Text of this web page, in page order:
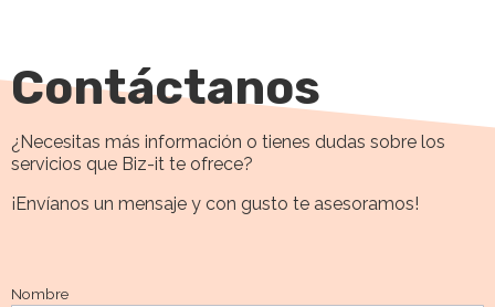
Contáctanos
¿Necesitas más información o tienes dudas sobre los
servicios que Biz-it te ofrece?
¡Envíanos un mensaje y con gusto te asesoramos!
Nombre